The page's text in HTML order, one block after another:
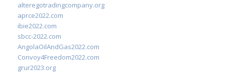
alteregotradingcompany.org
aprce2022.com
ibie2022.com
sbcc-2022.com
AngolaOilAndGas2022.com
Convoy4Freedom2022.com
grur2023.org